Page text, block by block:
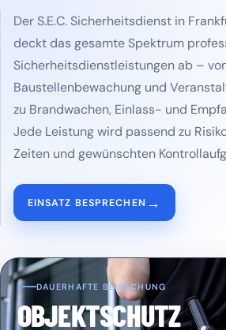
Der S.E.C. Sicherheitsdienst in
deckt das gesamte Spektrum
Sicherheitsdienstleistungen ab –
Baustellenbewachung und
zu Brandwachen, Einlass- und
Jede Leistung wird passend zu
Zeiten und gewünschten
EINSATZ BESPRECHEN →
DAUERHAFTE BEWACHUNG
OBJEKTSCHUTZ